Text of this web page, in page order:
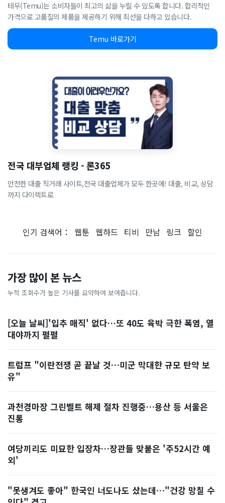
테무(Temu)는 소비자들이 최고의 삶을 누릴 수 있도록 합니다. 합리적인
가격으로 고품질의 제품을 제공하기 위해 최선을 다하고 있습니다.
Temu 바로가기
전국 대부업체 랭킹 - 론365
안전한 대출 직거래 사이트,전국 대출업체가 모두 한곳에! 대출, 비교, 상담
까지 다이렉트로
인기 검색어： 웹툰 웹하드 티비 만남 링크 할인
가장 많이 본 뉴스
누적 조회수가 높은 기사를 요약하여 보여줍니다.
[오늘 날씨]'입추 매직' 없다…또 40도 육박 극한 폭염, 열
대야까지 펄펄
트럼프 "이란전쟁 곧 끝날 것…미군 막대한 규모 탄약 보
유"
과천경마장 그린벨트 해제 절차 진행중…용산 등 서울은
진통
여당끼리도 미묘한 입장차…장관들 맞붙은 '주52시간 예
외'
"못생겨도 좋아" 한국인 너도나도 샀는데…"건강 망칠 수